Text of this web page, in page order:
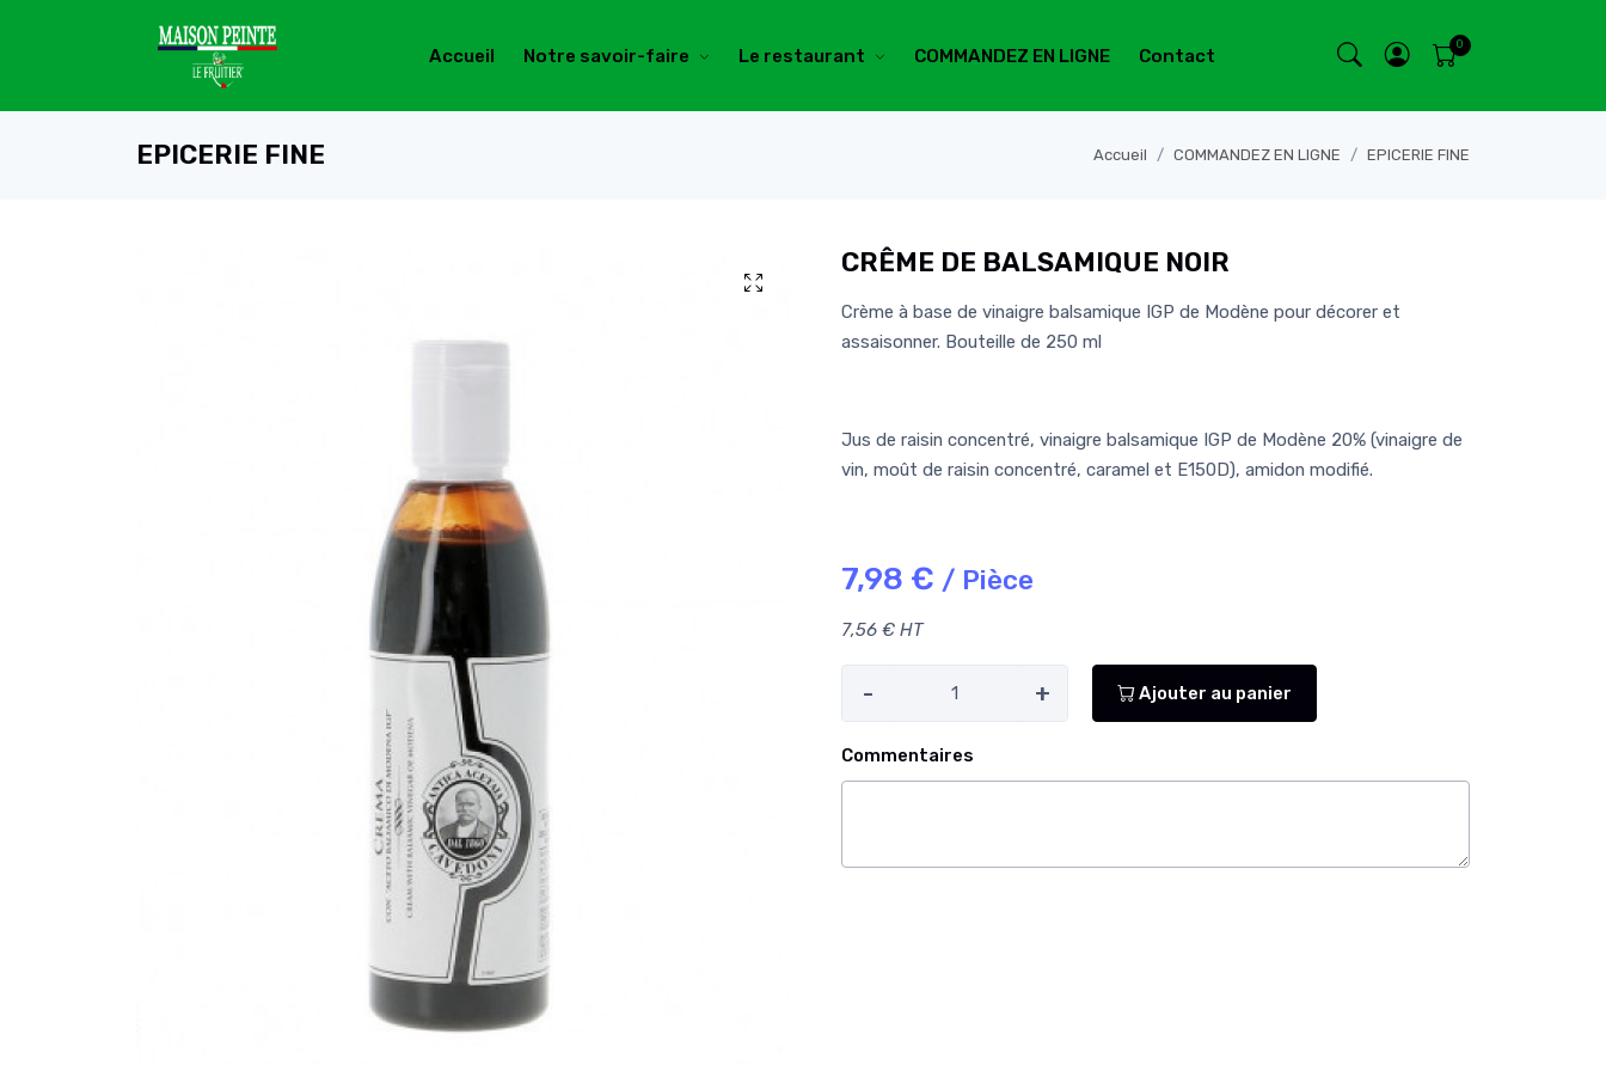
Accueil Notre savoir-faire Le restaurant COMMANDEZ EN LIGNE Contact
EPICERIE FINE Accueil COMMANDEZ EN LIGNE EPICERIE FINE
CRÊME DE BALSAMIQUE NOIR
Crème à base de vinaigre balsamique IGP de Modène pour décorer et
assaisonner. Bouteille de 250 ml
Jus de raisin concentré, vinaigre balsamique IGP de Modène 20% (vinaigre de
vin, moût de raisin concentré, caramel et E150D), amidon modifié.
7,98 € / Pièce
7,56 € HT
- + Ajouter au panier
Commentaires